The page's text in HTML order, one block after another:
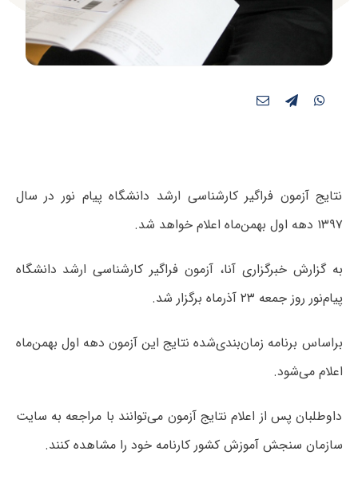
نتایج آزمون فراگیر کارشناسی ارشد دانشگاه پیام نور در سال
۱۳۹۷ دهه اول بهمن‌ماه اعلام خواهد شد.
به گزارش خبرگزاری آنا، آزمون فراگیر کارشناسی ارشد دانشگاه
پیام‌نور روز جمعه ۲۳ آذرماه برگزار شد.
براساس برنامه زمان‌بندی‌شده نتایج این آزمون دهه اول بهمن‌ماه
اعلام می‌شود.
داوطلبان پس از اعلام نتایج آزمون می‌توانند با مراجعه به سایت
سازمان سنجش آموزش کشور کارنامه خود را مشاهده کنند.